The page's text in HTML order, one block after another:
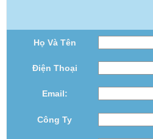
Họ Và Tên
Điện Thoại
Email:
Công Ty